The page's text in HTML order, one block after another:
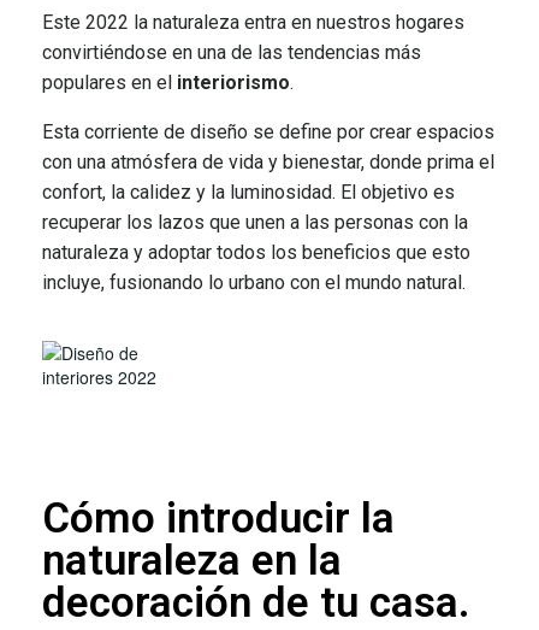
Este 2022 la naturaleza entra en nuestros hogares
convirtiéndose en una de las tendencias más
populares en el interiorismo.
Esta corriente de diseño se define por crear espacios
con una atmósfera de vida y bienestar, donde prima el
confort, la calidez y la luminosidad. El objetivo es
recuperar los lazos que unen a las personas con la
naturaleza y adoptar todos los beneficios que esto
incluye, fusionando lo urbano con el mundo natural.
Cómo introducir la
naturaleza en la
decoración de tu casa.